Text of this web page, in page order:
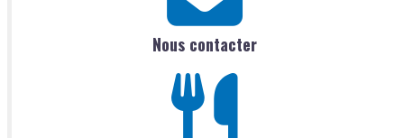
Nous contacter